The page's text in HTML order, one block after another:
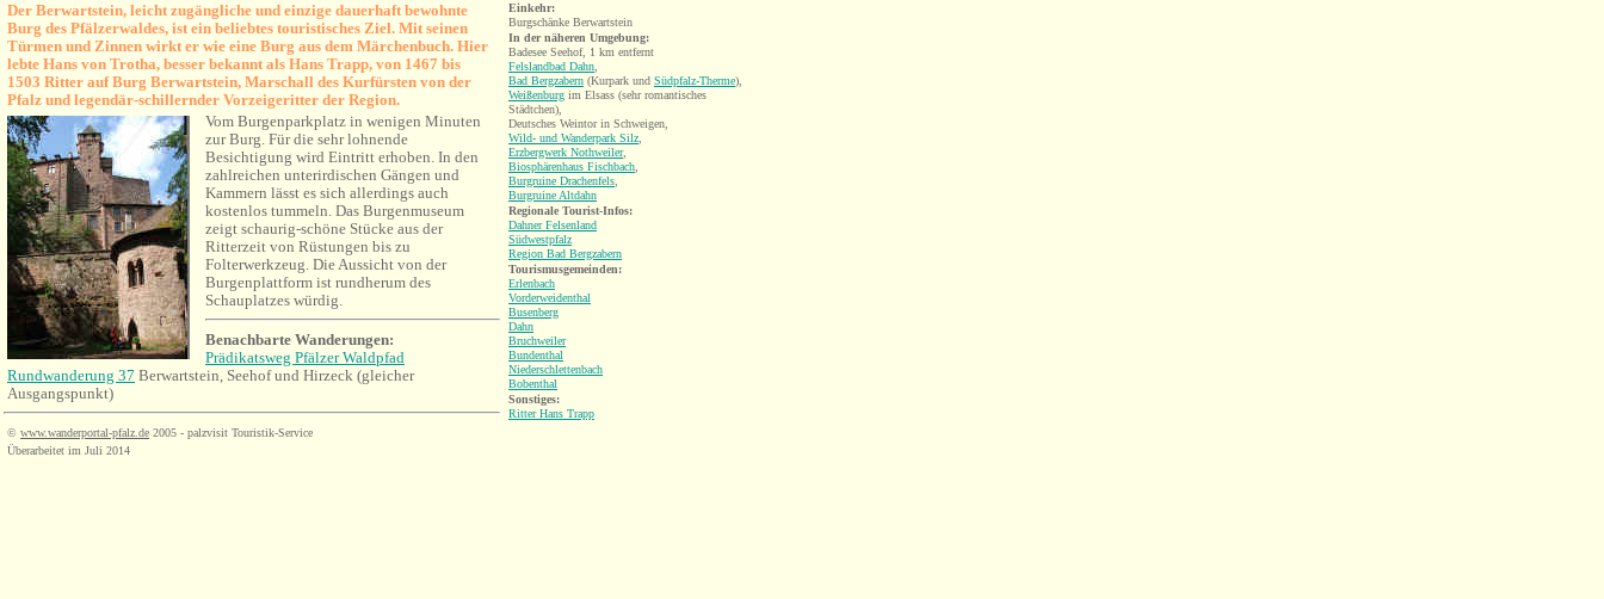
Der Berwartstein, leicht zugängliche und einzige dauerhaft bewohnte
Burg des Pfälzerwaldes, ist ein beliebtes touristisches Ziel. Mit seinen
Türmen und Zinnen wirkt er wie eine Burg aus dem Märchenbuch. Hier
lebte Hans von Trotha, besser bekannt als Hans Trapp, von 1467 bis
1503 Ritter auf Burg Berwartstein, Marschall des Kurfürsten von der
Pfalz und legendär-schillernder Vorzeigeritter der Region.
Vom Burgenparkplatz in wenigen Minuten
zur Burg. Für die sehr lohnende
Besichtigung wird Eintritt erhoben. In den
zahlreichen unterirdischen Gängen und
Kammern lässt es sich allerdings auch
kostenlos tummeln. Das Burgenmuseum
zeigt schaurig-schöne Stücke aus der
Ritterzeit von Rüstungen bis zu
Folterwerkzeug. Die Aussicht von der
Burgenplattform ist rundherum des
Schauplatzes würdig.
Benachbarte Wanderungen:
Prädikatsweg Pfälzer Waldpfad
Rundwanderung 37 Berwartstein, Seehof und Hirzeck (gleicher
Ausgangspunkt)
© www.wanderportal-pfalz.de 2005 - palzvisit Touristik-Service
Überarbeitet im Juli 2014
Einkehr:
Burgschänke Berwartstein
In der näheren Umgebung:
Badesee Seehof, 1 km entfernt
Felslandbad Dahn
Bad Bergzabern (Kurpark und Südpfalz-Therme),
Weißenburg im Elsass (sehr romantisches
Städtchen),
Deutsches Weintor in Schweigen,
Wild- und Wanderpark Silz
Erzbergwerk Nothweiler,
Biosphärenhaus Fischbach
Burgruine Drachenfels
Burgruine Altdahn
Regionale Tourist-Infos:
Dahner Felsenland
Südwestpfalz
Region Bad Bergzabern
Tourismusgemeinden:
Erlenbach
Vorderweidenthal
Busenberg
Dahn
Bruchweiler
Bundenthal
Niederschlettenbach
Bobenthal
Sonstiges:
Ritter Hans Trapp